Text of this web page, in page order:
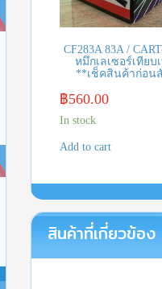
CF283A 83A /
หมึกเลเซอร์เทียบ
**เช็คสินค้าก่อน
฿560.00
In stock
Add to cart
สินค้าที่เกี่ยวข้อง